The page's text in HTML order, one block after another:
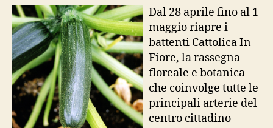
Fiore
Dal 28 aprile fino al 1
maggio riapre i
battenti Cattolica In
Fiore, la rassegna
floreale e botanica
che coinvolge tutte le
principali arterie del
centro cittadino